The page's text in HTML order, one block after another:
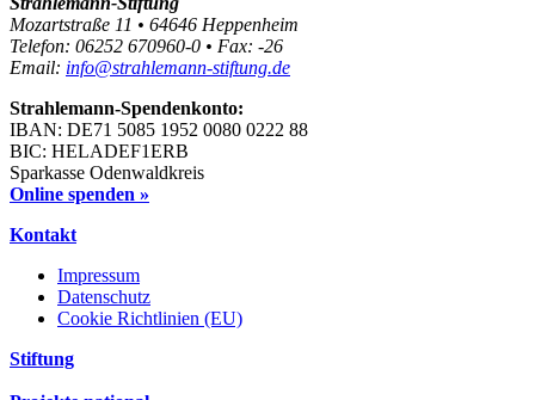
Mozartstraße 11 • 64646 Heppenheim
Telefon: 06252 670960-0 • Fax: -26
Email: info@strahlemann-stiftung.de
Strahlemann-Spendenkonto:
IBAN: DE71 5085 1952 0080 0222 88
BIC: HELADEF1ERB
Sparkasse Odenwaldkreis
Online spenden »
Kontakt
Impressum
Datenschutz
Cookie Richtlinien (EU)
Stiftung